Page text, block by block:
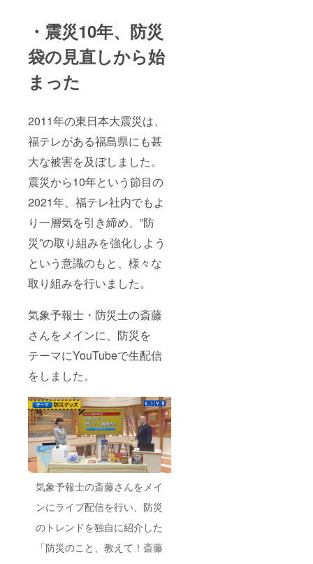
・震災10年、防災
袋の見直しから始
まった
2011年の東日本大震災は、
福テレがある福島県にも甚
大な被害を及ぼしました。
震災から10年という節目の
2021年、福テレ社内でもよ
り一層気を引き締め、”防
災”の取り組みを強化しよう
という意識のもと、様々な
取り組みを行いました。
気象予報士・防災士の斎藤
さんをメインに、防災を
テーマにYouTubeで生配信
をしました。
気象予報士の斎藤さんをメイ
ンにライブ配信を行い、防災
のトレンドを独自に紹介した
「防災のこと、教えて！斎藤